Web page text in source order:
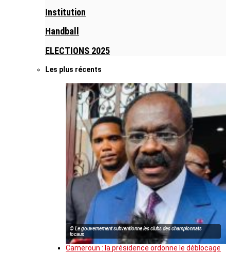
Institution
Handball
ELECTIONS 2025
Les plus récents
© Le gouvernement subventionne les clubs des championnats
locaux
Cameroun : la présidence ordonne le déblocage